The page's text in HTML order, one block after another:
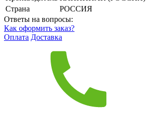
Страна
РОССИЯ
Ответы на вопросы:
Как оформить заказ?
Оплата Доставка